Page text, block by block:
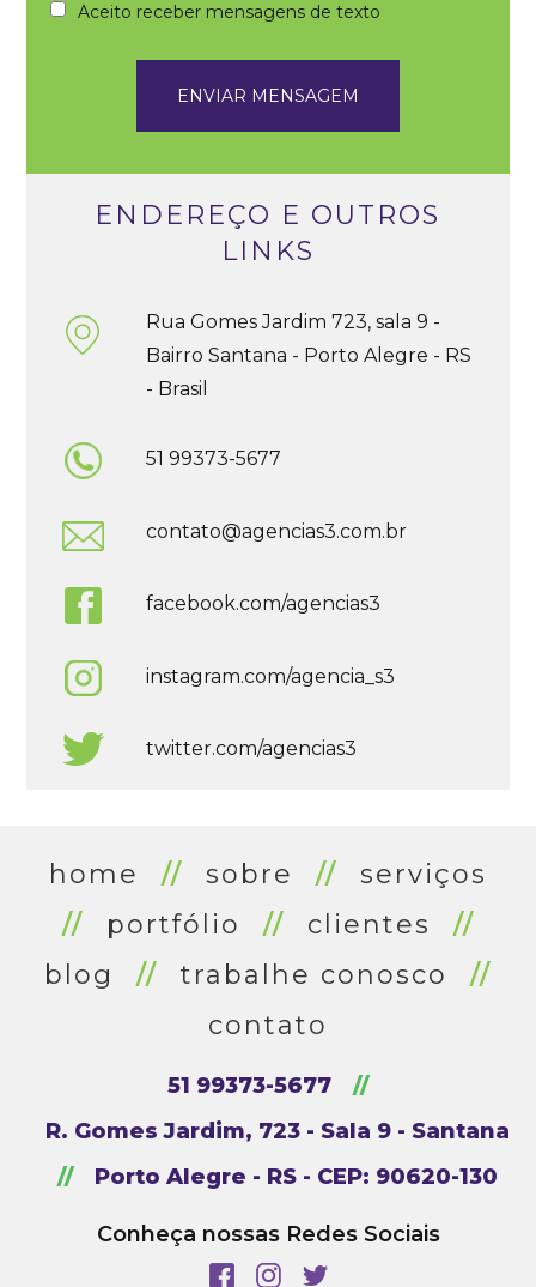
Aceito receber mensagens de texto
ENDEREÇO E OUTROS
LINKS
Rua Gomes Jardim 723, sala 9 -
Bairro Santana - Porto Alegre - RS
- Brasil
51 99373-5677
contato@agencias3.com.br
facebook.com/agencias3
instagram.com/agencia_s3
twitter.com/agencias3
home // sobre //
serviços
//
portfólio // clientes
//
blog
// trabalhe conosco
//
contato
51 99373-5677
//
R. Gomes Jardim, 723 - Sala 9 - Santana
//
Porto Alegre - RS - CEP: 90620-130
Conheça nossas Redes Sociais